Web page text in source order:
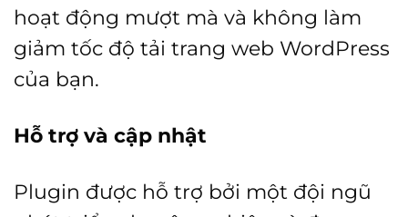
hoạt động mượt mà và không làm
giảm tốc độ tải trang web WordPress
của bạn.
Hỗ trợ và cập nhật
Plugin được hỗ trợ bởi một đội ngũ